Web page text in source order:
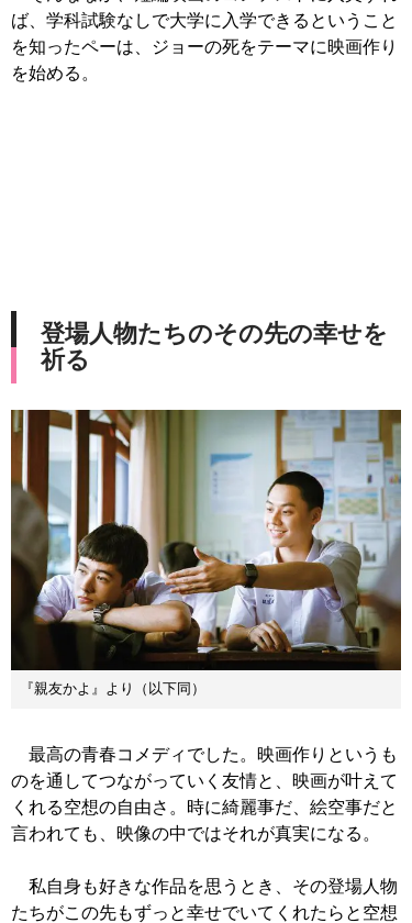
ば、学科試験なしで大学に入学できるということ
を知ったペーは、ジョーの死をテーマに映画作り
を始める。
登場人物たちのその先の幸せを
祈る
『親友かよ』より（以下同）
最高の青春コメディでした。映画作りというも
のを通してつながっていく友情と、映画が叶えて
くれる空想の自由さ。時に綺麗事だ、絵空事だと
言われても、映像の中ではそれが真実になる。
私自身も好きな作品を思うとき、その登場人物
たちがこの先もずっと幸せでいてくれたらと空想